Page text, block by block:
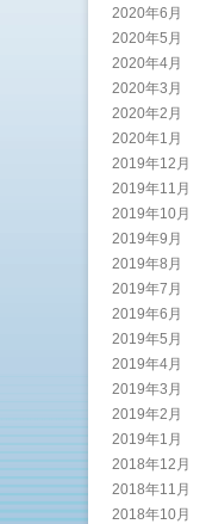
2020年6月
2020年5月
2020年4月
2020年3月
2020年2月
2020年1月
2019年12月
2019年11月
2019年10月
2019年9月
2019年8月
2019年7月
2019年6月
2019年5月
2019年4月
2019年3月
2019年2月
2019年1月
2018年12月
2018年11月
2018年10月